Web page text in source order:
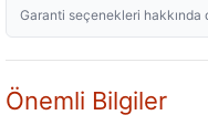
Garanti seçenekleri hakkında
Önemli Bilgiler